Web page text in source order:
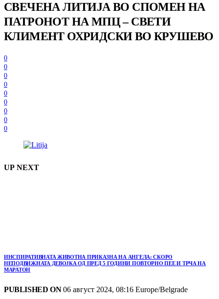
СВЕЧЕНА ЛИТИЈА ВО СПОМЕН НА
ПАТРОНОТ НА МПЦ – СВЕТИ
КЛИМЕНТ ОХРИДСКИ ВО КРУШЕВО
0
0
0
0
0
0
0
0
0
UP NEXT
ИНСПИРАТИВНАТА ЖИВОТНА ПРИКАЗНА НА АНГЕЛА: СКОРО
НЕПОДВИЖНАТА ДЕВОЈКА ОД ПРЕД 5 ГОДИНИ ПОВТОРНО ПЕЕ И ТРЧА НА
МАРАТОН
PUBLISHED ON06 август 2024, 08:16 Europe/Belgrade